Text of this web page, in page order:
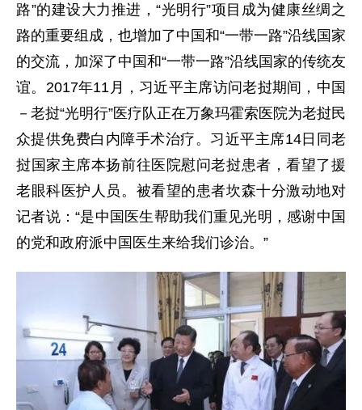
路”的建设大力推进，“光明行”项目成为健康丝绸之
路的重要组成，也增加了中国和“一带一路”沿线国家
的交流，加深了中国和“一带一路”沿线国家的传统友
谊。2017年11月，习近平主席访问老挝期间，中国
－老挝“光明行”医疗队正在万象玛霍索医院为老挝民
众提供免费白内障手术治疗。习近平主席14日同老
挝国家主席本扬前往医院慰问老挝患者，看望了援
老眼科医护人员。被看望的患者坎森十分激动地对
记者说：“是中国医生帮助我们重见光明，感谢中国
的党和政府派中国医生来给我们诊治。”